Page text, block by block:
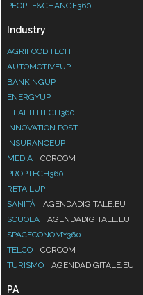
PEOPLE&CHANGE360
Industry
AGRIFOOD.TECH
AUTOMOTIVEUP
BANKINGUP
ENERGYUP
HEALTHTECH360
INNOVATION POST
INSURANCEUP
MEDIA
CORCOM
PROPTECH360
RETAILUP
SANITÀ
AGENDADIGITALE.EU
SCUOLA
AGENDADIGITALE.EU
SPACECONOMY360
TELCO
CORCOM
TURISMO
AGENDADIGITALE.EU
PA